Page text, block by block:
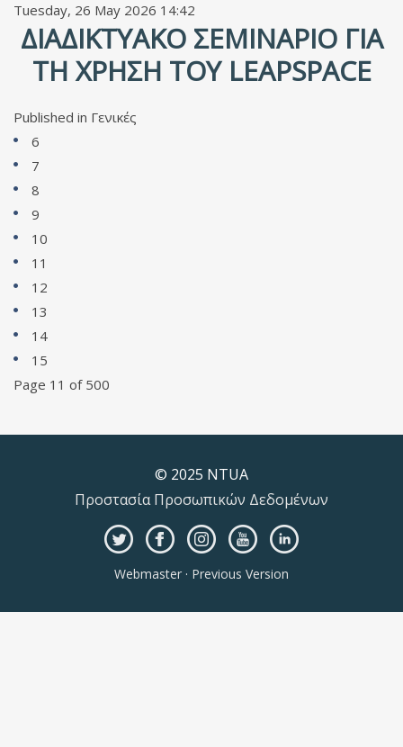
Tuesday, 26 May 2026 14:42
ΔΙΑΔΙΚΤΥΑΚΌ ΣΕΜΙΝΆΡΙΟ ΓΙΑ
ΤΗ ΧΡΉΣΗ ΤΟΥ LEAPSPACE
Published in Γενικές
6
7
8
9
10
11
12
13
14
15
Page 11 of 500
© 2025 NTUA
Προστασία Προσωπικών Δεδομένων
Webmaster · Previous Version